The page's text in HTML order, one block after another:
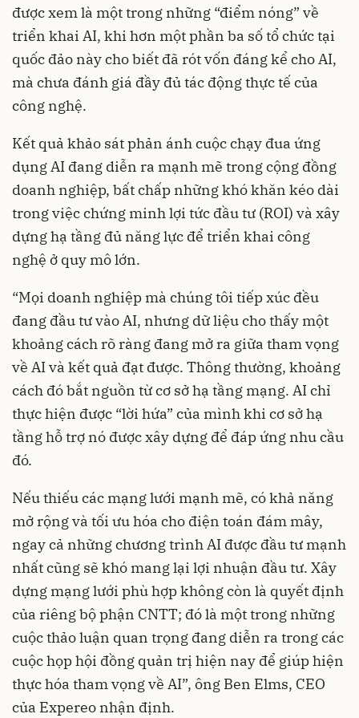
được xem là một trong những “điểm nóng” về
triển khai AI, khi hơn một phần ba số tổ chức tại
quốc đảo này cho biết đã rót vốn đáng kể cho AI,
mà chưa đánh giá đầy đủ tác động thực tế của
công nghệ.
Kết quả khảo sát phản ánh cuộc chạy đua ứng
dụng AI đang diễn ra mạnh mẽ trong cộng đồng
doanh nghiệp, bất chấp những khó khăn kéo dài
trong việc chứng minh lợi tức đầu tư (ROI) và xây
dựng hạ tầng đủ năng lực để triển khai công
nghệ ở quy mô lớn.
“Mọi doanh nghiệp mà chúng tôi tiếp xúc đều
đang đầu tư vào AI, nhưng dữ liệu cho thấy một
khoảng cách rõ ràng đang mở ra giữa tham vọng
về AI và kết quả đạt được. Thông thường, khoảng
cách đó bắt nguồn từ cơ sở hạ tầng mạng. AI chỉ
thực hiện được “lời hứa” của mình khi cơ sở hạ
tầng hỗ trợ nó được xây dựng để đáp ứng nhu cầu
đó.
Nếu thiếu các mạng lưới mạnh mẽ, có khả năng
mở rộng và tối ưu hóa cho điện toán đám mây,
ngay cả những chương trình AI được đầu tư mạnh
nhất cũng sẽ khó mang lại lợi nhuận đầu tư. Xây
dựng mạng lưới phù hợp không còn là quyết định
của riêng bộ phận CNTT; đó là một trong những
cuộc thảo luận quan trọng đang diễn ra trong các
cuộc họp hội đồng quản trị hiện nay để giúp hiện
thực hóa tham vọng về AI”, ông Ben Elms, CEO
của Expereo nhận định.